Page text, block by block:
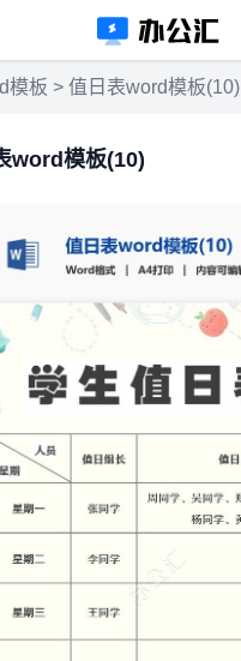
模板 > 值日表word模板(10)
word模板(10)